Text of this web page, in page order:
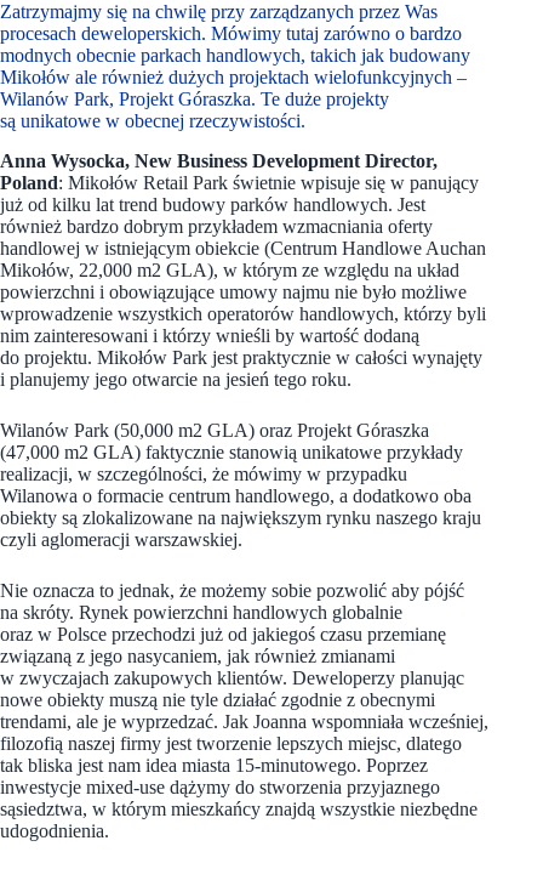
Zatrzymajmy się na chwilę przy zarządzanych przez Was
procesach deweloperskich. Mówimy tutaj zarówno o bardzo
modnych obecnie parkach handlowych, takich jak budowany
Mikołów ale również dużych projektach wielofunkcyjnych –
Wilanów Park, Projekt Góraszka. Te duże projekty
są unikatowe w obecnej rzeczywistości.
Anna Wysocka, New Business Development Director,
Poland: Mikołów Retail Park świetnie wpisuje się w panujący
już od kilku lat trend budowy parków handlowych. Jest
również bardzo dobrym przykładem wzmacniania oferty
handlowej w istniejącym obiekcie (Centrum Handlowe Auchan
Mikołów, 22,000 m2 GLA), w którym ze względu na układ
powierzchni i obowiązujące umowy najmu nie było możliwe
wprowadzenie wszystkich operatorów handlowych, którzy byli
nim zainteresowani i którzy wnieśli by wartość dodaną
do projektu. Mikołów Park jest praktycznie w całości wynajęty
i planujemy jego otwarcie na jesień tego roku.
Wilanów Park (50,000 m2 GLA) oraz Projekt Góraszka
(47,000 m2 GLA) faktycznie stanowią unikatowe przykłady
realizacji, w szczególności, że mówimy w przypadku
Wilanowa o formacie centrum handlowego, a dodatkowo oba
obiekty są zlokalizowane na największym rynku naszego kraju
czyli aglomeracji warszawskiej.
Nie oznacza to jednak, że możemy sobie pozwolić aby pójść
na skróty. Rynek powierzchni handlowych globalnie
oraz w Polsce przechodzi już od jakiegoś czasu przemianę
związaną z jego nasycaniem, jak również zmianami
w zwyczajach zakupowych klientów. Deweloperzy planując
nowe obiekty muszą nie tyle działać zgodnie z obecnymi
trendami, ale je wyprzedzać. Jak Joanna wspomniała wcześniej,
filozofią naszej firmy jest tworzenie lepszych miejsc, dlatego
tak bliska jest nam idea miasta 15-minutowego. Poprzez
inwestycje mixed-use dążymy do stworzenia przyjaznego
sąsiedztwa, w którym mieszkańcy znajdą wszystkie niezbędne
udogodnienia.